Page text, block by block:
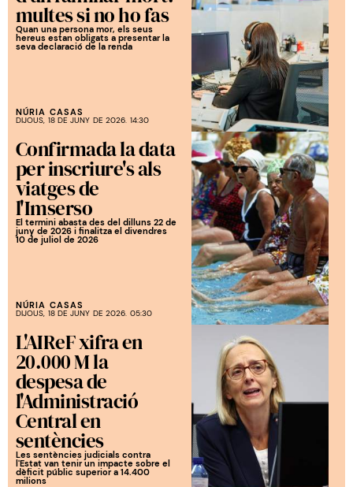
multes si no ho fas
Quan una persona mor, els seus
hereus estan obligats a presentar la
seva declaració de la renda
NÚRIA CASAS
DIJOUS, 18 DE JUNY DE 2026. 14:30
Confirmada la data
per inscriure's als
viatges de
l'Imserso
El termini abasta des del dilluns 22 de
juny de 2026 i finalitza el divendres
10 de juliol de 2026
NÚRIA CASAS
DIJOUS, 18 DE JUNY DE 2026. 05:30
L'AIReF xifra en
20.000 M la
despesa de
l'Administració
Central en
sentències
Les sentències judicials contra
l'Estat van tenir un impacte sobre el
dèficit públic superior a 14.400
milions